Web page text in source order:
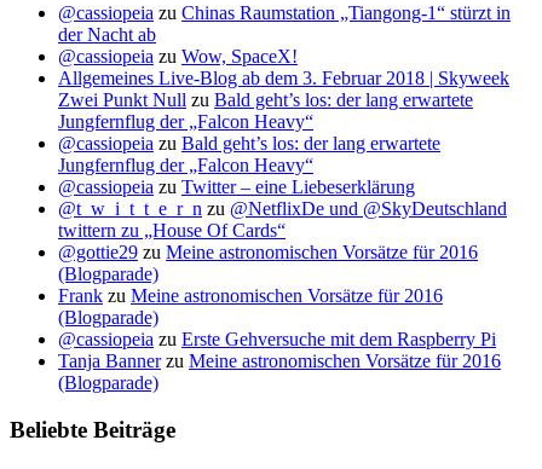
@cassiopeia zu Chinas Raumstation „Tiangong-1“ stürzt in
der Nacht ab
@cassiopeia zu Wow, SpaceX!
Allgemeines Live-Blog ab dem 3. Februar 2018 | Skyweek
Zwei Punkt Null zu Bald geht’s los: der lang erwartete
Jungfernflug der „Falcon Heavy“
@cassiopeia zu Bald geht’s los: der lang erwartete
Jungfernflug der „Falcon Heavy“
@cassiopeia zu Twitter – eine Liebeserklärung
@t_w_i_t_t_e_r_n zu @NetflixDe und @SkyDeutschland
twittern zu „House Of Cards“
@gottie29 zu Meine astronomischen Vorsätze für 2016
(Blogparade)
Frank zu Meine astronomischen Vorsätze für 2016
(Blogparade)
@cassiopeia zu Erste Gehversuche mit dem Raspberry Pi
Tanja Bannerzu Meine astronomischen Vorsätze für 2016
(Blogparade)
Beliebte Beiträge